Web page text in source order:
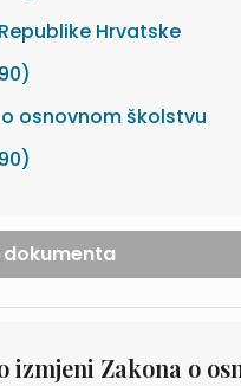
Hrvatske
osnovnom školstvu
dokumenta
izmjeni Zakona o